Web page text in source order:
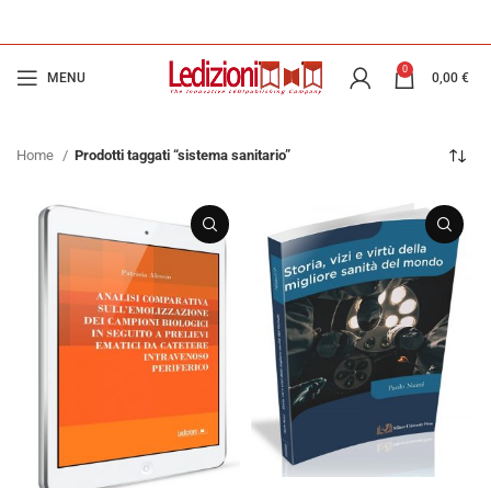
MENU
0
0,00 €
Home Prodotti taggati “sistema sanitario”